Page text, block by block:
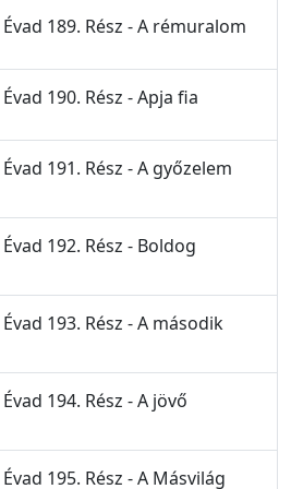
189. Rész - A rémuralom
190. Rész - Apja fia
191. Rész - A győzelem
192. Rész - Boldog
193. Rész - A második
194. Rész - A jövő
195. Rész - A Másvilág